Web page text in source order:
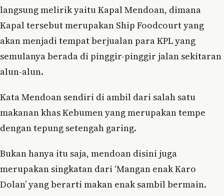
langsung melirik yaitu Kapal Mendoan, dimana
Kapal tersebut merupakan Ship Foodcourt yang
akan menjadi tempat berjualan para KPL yang
semulanya berada di pinggir-pinggir jalan sekitaran
alun-alun.
Kata Mendoan sendiri di ambil dari salah satu
makanan khas Kebumen yang merupakan tempe
dengan tepung setengah garing.
Bukan hanya itu saja, mendoan disini juga
merupakan singkatan dari ‘Mangan enak Karo
Dolan’ yang berarti makan enak sambil bermain.